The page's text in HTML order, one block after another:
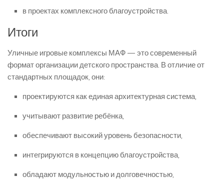
в проектах комплексного благоустройства.
Итоги
Уличные игровые комплексы МАФ — это современный
формат организации детского пространства. В отличие от
стандартных площадок, они:
проектируются как единая архитектурная система,
учитывают развитие ребёнка,
обеспечивают высокий уровень безопасности,
интегрируются в концепцию благоустройства,
обладают модульностью и долговечностью,